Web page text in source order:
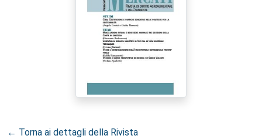
← Torna ai dettagli della Rivista